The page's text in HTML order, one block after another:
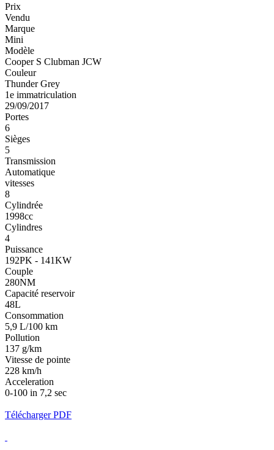
Prix
Vendu
Marque
Mini
Modèle
Cooper S Clubman JCW
Couleur
Thunder Grey
1e immatriculation
29/09/2017
Portes
6
Sièges
5
Transmission
Automatique
vitesses
8
Cylindrée
1998cc
Cylindres
4
Puissance
192PK - 141KW
Couple
280NM
Capacité reservoir
48L
Consommation
5,9 L/100 km
Pollution
137 g/km
Vitesse de pointe
228 km/h
Acceleration
0-100 in 7,2 sec
Télécharger PDF